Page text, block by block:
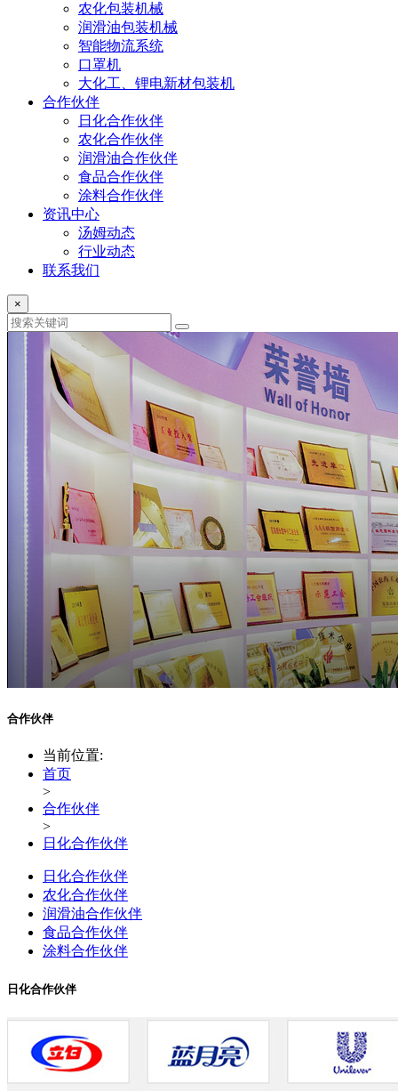
农化包装机械
润滑油包装机械
智能物流系统
口罩机
大化工、锂电新材包装机
合作伙伴
日化合作伙伴
农化合作伙伴
润滑油合作伙伴
食品合作伙伴
涂料合作伙伴
资讯中心
汤姆动态
行业动态
联系我们
×
合作伙伴
当前位置:
首页
>
合作伙伴
>
日化合作伙伴
日化合作伙伴
农化合作伙伴
润滑油合作伙伴
食品合作伙伴
涂料合作伙伴
日化合作伙伴